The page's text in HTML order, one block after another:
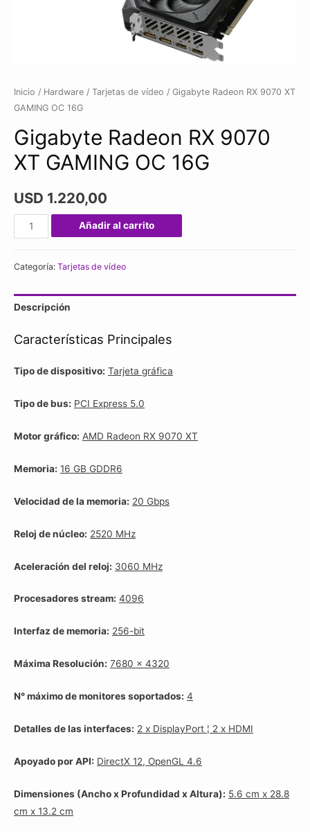
Inicio / Hardware / Tarjetas de vídeo / Gigabyte Radeon RX 9070 XT
GAMING OC 16G
Gigabyte Radeon RX 9070
XT GAMING OC 16G
USD 1.220,00
Gigabyte
Radeon
9070
GAMING
16G
Añadir al carrito
Categoría: Tarjetas de vídeo
Descripción
Características Principales
Tipo de dispositivo: Tarjeta gráfica
Tipo de bus: PCI Express 5.0
Motor gráfico: AMD Radeon RX 9070 XT
Memoria: 16 GB GDDR6
Velocidad de la memoria: 20 Gbps
Reloj de núcleo: 2520 MHz
Aceleración del reloj: 3060 MHz
Procesadores stream: 4096
Interfaz de memoria: 256-bit
Máxima Resolución: 7680 x 4320
N° máximo de monitores soportados: 4
Detalles de las interfaces: 2 x DisplayPort ¦ 2 x HDMI
Apoyado por API: DirectX 12, OpenGL 4.6
Dimensiones (Ancho x Profundidad x Altura): 5.6 cm x 28.8
cm x 13.2 cm